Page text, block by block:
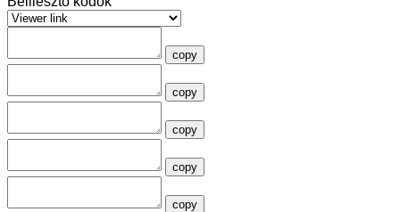
copy
copy
copy
copy
copy